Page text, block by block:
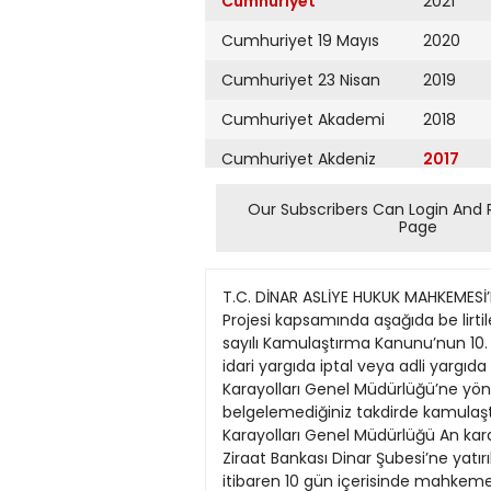
Cumhuriyet 19 Mayıs
Cumhuriyet 23 Nisan
Cumhuriyet Akademi
Cumhuriyet Akdeniz
Cumhuriyet Alışveriş
Cumhuriyet Ankara
Cumhuriyet Büyük
Taaruz
Cumhuriyet
Cumartesi
Cumhuriyet Çevre
2020
2019
2018
2017
2016
2015
2013
2012
2011
2010
2009
Our Subscribers Can Login And
Page
T.C. DİNAR ASLİYE HUKUK MAHKEMESİ’NDEN KAMULAŞTIRMA İLANI ESAS NO: 2017/31 Karayolları Genel Müdürlüğünün DinarDazkırı Devlet Yolu Projesi kapsamında aşağıda be lirtilen taşınmazın Karayolları Genel Müdürlüğü tarafından kamulaştırılmış olup, mahkememizde 2942 sayılı Kamulaştırma Kanunu’nun 10. maddesine göre bedel tespiti ile tescil davası açmıştır. Tebliği tarihinden itibaren 30 gün içerisinde idari yargıda iptal veya adli yargıda maddi hatala ra karşı düzeltme davası açılabileceği, açılacak davalarda husumetin Ankara Karayolları Genel Müdürlüğü’ne yöneltmesi, 30 gün içerisinde idari yargıda iptal davası açtığınızı ve yürütmeyi dur durma kararı aldığınızı belgelemediğiniz takdirde kamulaştırma işlemi kesinleşecek olup, mahke memizde tespit edilen bedel üzerinden yol olarak terkin hakkı Karayolları Genel Müdürlüğü An kara lehine tapuya tescil edilecektir. Mahkememizce tespit edilecek Kamulaştırma bedeli adını za; T.C. Ziraat Bankası Dinar Şubesi’ne yatırılacaktır. Konuya ve taşınmaz malın değerine ilişkin tüm savunma ve delillerinizi tebliği tarihinden itibaren 10 gün içerisinde mahkememize yazılı ola rak bildirmeniz gerekmektedir. İlgilerine 4650 kanun ile değişik 2942 sayılı kanunun 10. maddesi gereğince ilan olunur. 21/03/2017 MÜLKİYET DAİMİ İRTİFAK İL İLÇE KÖY/MAH ADA/PARSEL ESAS NO MALİK BABA ALANI AFYON DİNAR İSTASYON 157/1 2017/31 Mustafa DEMİR Süleyman 1.589,73 M2 AFYON DİNAR İSTASYON 157/2 2017/31 Mustafa DEMİR Süleyman 2.202,57 M2 AFYON DİNAR İSTASYON 157/3 2017/31 Mustafa DEMİR Süleyman 5.526.23 M2 “Resmi ilanlar: www.ilan.gov.tr’de” (Basın: 572644) T.C. İSTANBUL ANADOLU 24. İCRA DAİRESİ’NDEN TAŞINIRIN AÇIK ARTIRMA İLANI 2017/190 ESAS Aşağıda cins, miktar ve değerleri yazılı mallar satışa çıkarılmış olup: Birinci artırmanın aşağıda belirtilen gün, saat ve yerde yapılacağı ve o gün kıymetlerinin %50’sine istekli bulunmadığı takdirde, yine aşağıda belirtilen gün, saat ve aynı yerde 2. artırmanın vapılarak satılacağı; şu kadar ki, artırma bedelinin malın tahmin edilen değerinin %50’sini bulmasının ve satış isteyenin alacağına rüçhanı olan alacakların toplamından fazla olmasının ve bundan başka paraya çevirme ve payların paylaştırma giderlerini geçmesinin şart olduğu; birinci artırmadan on gün önce başlamak üzere artırma tarihinden önceki gün sonuna kadar esatis.uyap.gov.tr adresinden elektronik ortamda teklif verilebileceği, birinci artırmada istekli bulunmadığı takdirde elektronik ortamda birinci artırmadan sonraki beşinci günden başlamak üzere ikinci artırma gününden önceki gün sonuna